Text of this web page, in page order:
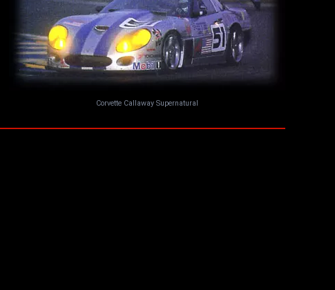
Corvette Callaway Supernatural